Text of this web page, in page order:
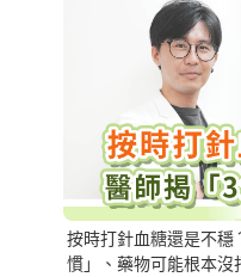
按時打針血糖還是不穩
慣」、藥物可能根本沒